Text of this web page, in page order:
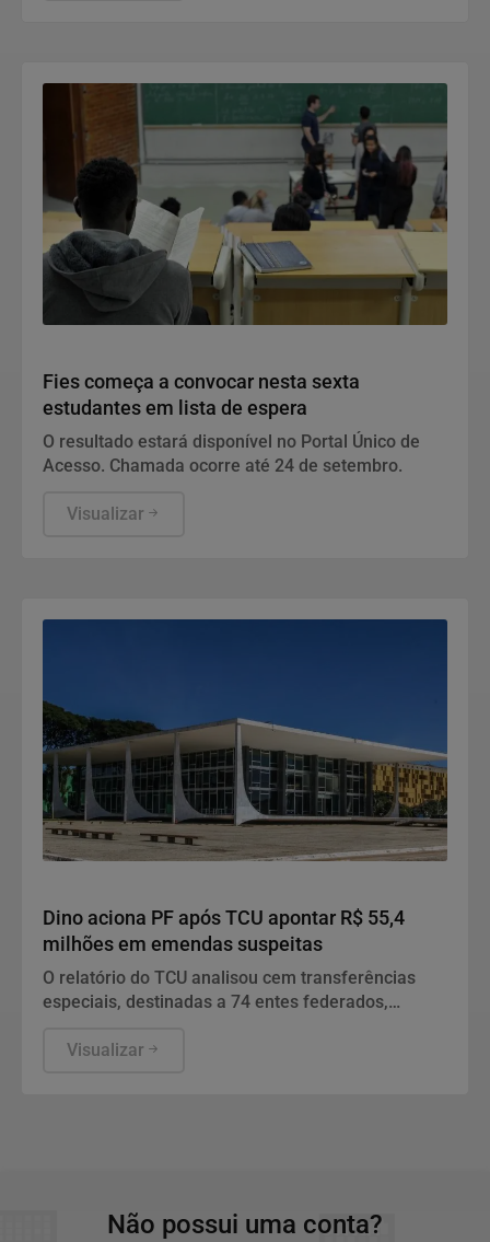
Fies começa a convocar nesta sexta
estudantes em lista de espera
O resultado estará disponível no Portal Único de
Acesso. Chamada ocorre até 24 de setembro.
Visualizar
Dino aciona PF após TCU apontar R$ 55,4
milhões em emendas suspeitas
O relatório do TCU analisou cem transferências
especiais, destinadas a 74 entes federados,
recursos fiscalizados.
Visualizar
Não possui uma conta?